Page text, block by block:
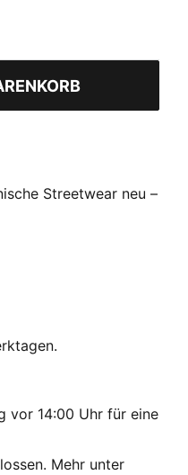
Streetwear neu –
hat ein
Overlays für einen
sowie eine
vor 14:00 Uhr für eine
Mehr unter